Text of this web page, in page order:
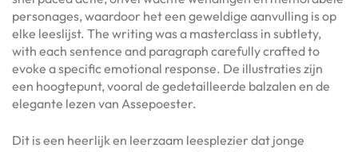
personages, waardoor het een geweldige aanvulling is op
elke leeslijst. The writing was a masterclass in subtlety,
with each sentence and paragraph carefully crafted to
evoke a specific emotional response. De illustraties zijn
een hoogtepunt, vooral de gedetailleerde balzalen en de
elegante lezen van Assepoester.
Dit is een heerlijk en leerzaam leesplezier dat jonge